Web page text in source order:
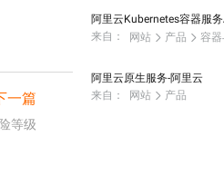
一篇
等级
阿里云Kubernetes容器服
来自：
网站 产品 容
阿里云原生服务-阿里云
来自：
网站 产品